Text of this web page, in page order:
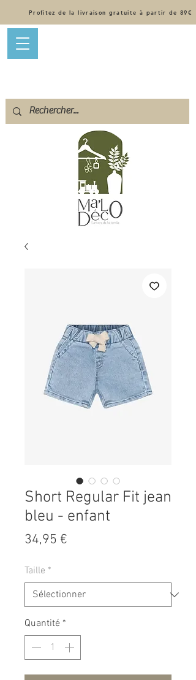
Profitez de la livraison gratuite à partir de 89€
Short Regular Fit jean
bleu - enfant
34,95 €
Taille *
Quantité *